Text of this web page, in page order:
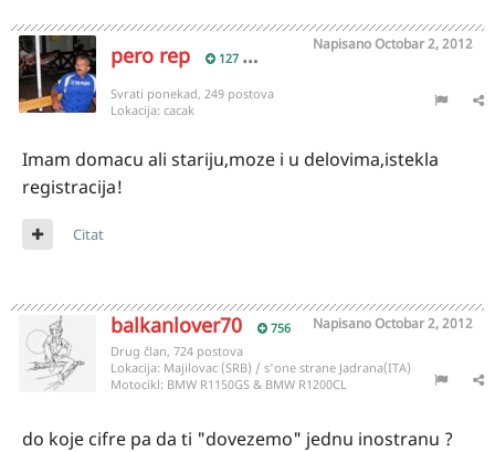
pero rep 127
NapisanoOctobar 2, 2012
Svrati ponekad, 249 postova
Lokacija: cacak
Imam domacu ali stariju,moze i u delovima,istekla
registracija!
Citat
balkanlover70 756 NapisanoOctobar 2, 2012
Drug član, 724 postova
Lokacija: Majilovac (SRB) / s'one strane Jadrana(ITA)
Motocikl: BMW R1150GS & BMW R1200CL
do koje cifre pa da ti "dovezemo" jednu inostranu ?